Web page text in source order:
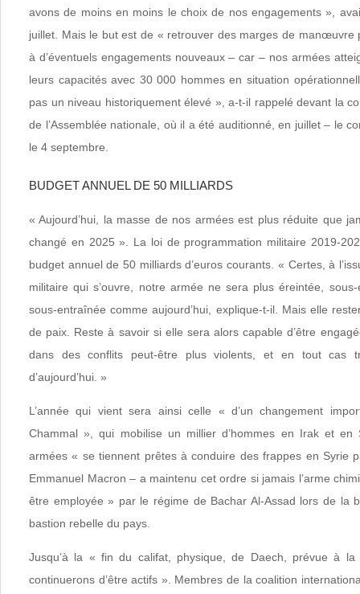
avons de moins en moins le choix de nos engagements »,
juillet. Mais le but est de « retrouver des marges de manœuvre
à d’éventuels engagements nouveaux – car – nos armées
leurs capacités avec 30 000 hommes en situation
pas un niveau historiquement élevé », a-t-il rappelé devant la
de l’Assemblée nationale, où il a été auditionné, en juillet – le
le 4 septembre.
BUDGET ANNUEL DE 50 MILLIARDS
« Aujourd’hui, la masse de nos armées est plus réduite que
changé en 2025 ». La loi de programmation militaire 2019-
budget annuel de 50 milliards d’euros courants. « Certes, à
militaire qui s’ouvre, notre armée ne sera plus éreintée,
sous-entraînée comme aujourd’hui, explique-t-il. Mais elle
de paix. Reste à savoir si elle sera alors capable d’être
dans des conflits peut-être plus violents, et en tout cas
d’aujourd’hui. »
L’année qui vient sera ainsi celle « d’un changement
Chammal », qui mobilise un millier d’hommes en Irak et en
armées « se tiennent prêtes à conduire des frappes en Syrie
Emmanuel Macron – a maintenu cet ordre si jamais l’arme
être employée » par le régime de Bachar Al-Assad lors de la
bastion rebelle du pays.
Jusqu’à la « fin du califat, physique, de Daech, prévue à la
continuerons d’être actifs ». Membres de la coalition